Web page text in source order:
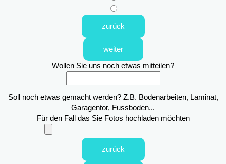
zurück
weiter
Wollen Sie uns noch etwas mitteilen?
Soll noch etwas gemacht werden? Z.B. Bodenarbeiten, Laminat,
Garagentor, Fussboden...
Für den Fall das Sie Fotos hochladen möchten
zurück